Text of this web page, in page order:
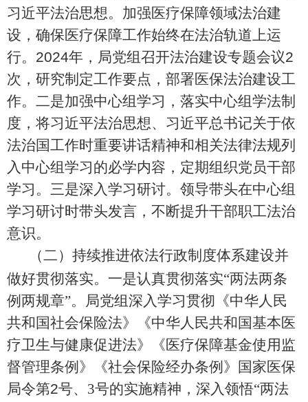
习近平法治思想。加强医疗保障领域法治建
设，确保医疗保障工作始终在法治轨道上运
行。 2024年，局党组召开法治建设专题会议2
次，研究制定工作要点 ， 部署医保法治建设工
作。二是加强中心组学习，落实中心组学法制
度，将习近平法治思想、习近平总书记关于依
法治国工作时重要讲话精神和相关法律法规列
入中心组学习的必学内容，定期组织党员干部
学习。三是深入学习研讨。领导带头在中心组
学习研讨时带头发言，不断提升干部职工法治
意识。
（二） 持续推进依法行政制度体系建设并
做好贯彻落实。 一是认真贯彻落实“两法两条
例两规章”。 局党组深入学习贯彻《中华人民
共和国社会保险法》《中华人民共和国基本医
疗卫生与健康促进法》《医疗保障基金使用监
督管理条例》《社会保险经办条例》国家医保
局令第2号、 3号的实施精神，深入领悟“两法